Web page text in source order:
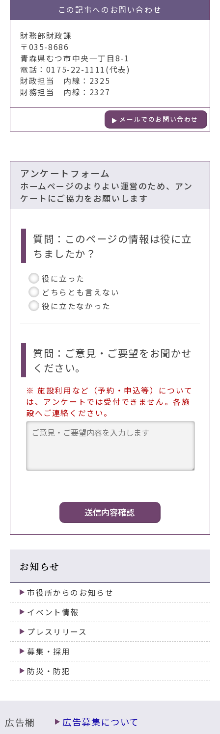
この記事への お問い合わせ
財務部財政課
〒035-8686
青森県むつ市中央一丁目8-1
電話：0175-22-1111(代表)
財政担当 内線：2325
財務担当 内線：2327
メールでのお問い合わせ
アンケートフォーム
ホームページのよりよい運営のため、アン
ケートにご協力をお願いします
質問：このページの情報は役に立
ちましたか？
役に立った
どちらとも言えない
役に立たなかった
質問：ご意見・ご要望をお聞かせ
ください。
※ 施設利用など（予約・申込等）について
は、アンケートでは受付できません。各施
設へご連絡ください。
お知らせ
市役所からのお知らせ
イベント情報
プレスリリース
募集・採用
防災・防犯
広告欄 広告募集について